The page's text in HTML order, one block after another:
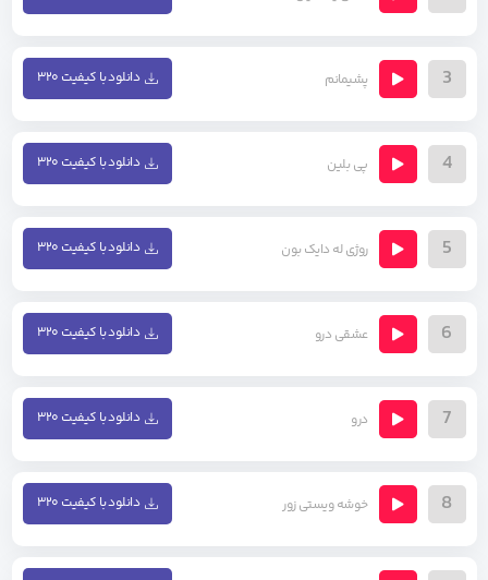
3 پشیمانم دانلود با کیفیت ۳۲۰
4 پی بلین دانلود با کیفیت ۳۲۰
5 روژی له دایک بون دانلود با کیفیت ۳۲۰
6 عشقی درو دانلود با کیفیت ۳۲۰
7 درو دانلود با کیفیت ۳۲۰
8 خوشه ویستی زور دانلود با کیفیت ۳۲۰